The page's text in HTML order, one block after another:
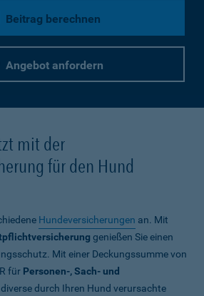
Beitrag berechnen
Angebot anfordern
mit der
für den Hund
Hundeversicherungen an. Mit
genießen Sie einen
Mit einer Deckungssumme von
für Personen-, Sach- und
durch Ihren Hund verursachte